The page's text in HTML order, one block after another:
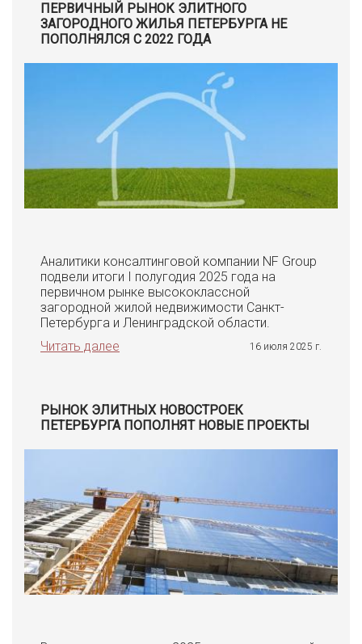
ПЕРВИЧНЫЙ РЫНОК ЭЛИТНОГО
ЗАГОРОДНОГО ЖИЛЬЯ ПЕТЕРБУРГА НЕ
ПОПОЛНЯЛСЯ С 2022 ГОДА
Аналитики консалтинговой компании NF Group
подвели итоги I полугодия 2025 года на
первичном рынке высококлассной
загородной жилой недвижимости Санкт-
Петербурга и Ленинградской области.
Читать далее
16 июля 2025 г.
РЫНОК ЭЛИТНЫХ НОВОСТРОЕК
ПЕТЕРБУРГА ПОПОЛНЯТ НОВЫЕ ПРОЕКТЫ